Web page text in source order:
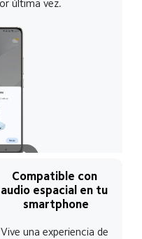
Compatible con
audio espacial en tu
smartphone
Vive una experiencia de